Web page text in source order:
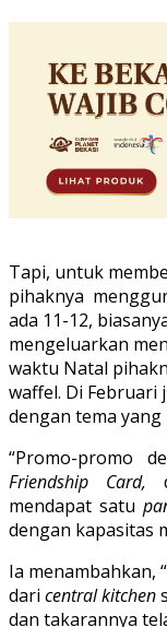
Tapi, untuk
pihaknya
ada 11-12,
mengeluarkan
waktu Natal
waffel. Di Februari
dengan tema yang
“Promo-promo
Friendship Card,
mendapat satu
dengan kapasitas
Ia menambahkan,
dari central kitchen
dan takarannya